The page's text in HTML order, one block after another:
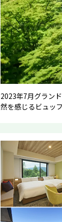
2023年7月グラン
然を感じるビュッ